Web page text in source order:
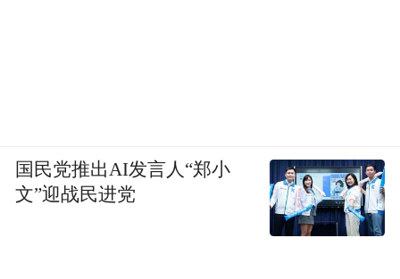
国民党推出AI发言人“郑小
文”迎战民进党